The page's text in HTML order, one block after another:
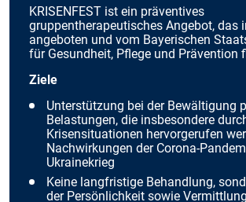
KRISENFEST ist ein präventives
gruppentherapeutisches Angebot, das
angeboten und vom Bayerischen
für Gesundheit, Pflege und Prävention
Ziele
Unterstützung bei der Bewältigung
Belastungen, die insbesondere
Krisensituationen hervorgerufen
Nachwirkungen der Corona-
Ukrainekrieg
Keine langfristige Behandlung,
der Persönlichkeit sowie